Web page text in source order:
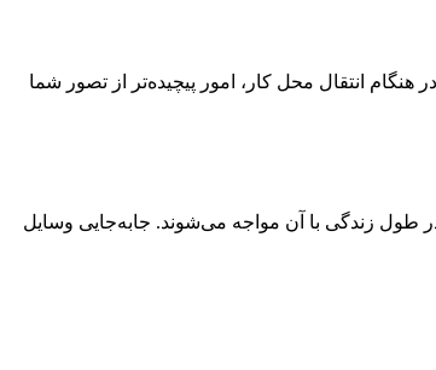
هنگام انتقال محل کار، امور پیچیده‌تر از تصور شما
طول زندگی با آن مواجه می‌شوند. جابه‌جایی وسایل